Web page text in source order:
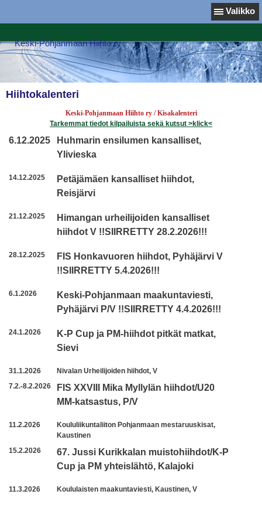
Valikko
Keski-Pohjanmaan Hiihto ry
Hiihtokalenteri
Keski-Pohjanmaan Hiihto ry / Kisakalenteri
Tarkemmat tiedot kilpailuista sekä kutsut >klick<
6.12.2025
Huhmarin ensilumen kansalliset,
Ylivieska
14.12.2025
Petäjämäen kansalliset hiihdot,
Reisjärvi
21.12.2025
Himangan urheilijoiden kansalliset
hiihdot V !!SIIRRETTY 28.2.2026!!!
28.12.2025
FIS Honkavuoren hiihdot, Pyhäjärvi V
!!SIIRRETTY 5.4.2026!!!
6.1.2026
Keski-Pohjanmaan maakuntaviesti,
Pyhäjärvi P/V !!SIIRRETTY 4.4.2026!!!
24.1.2026
K-P Cup ja PM-hiihdot pitkät matkat,
Sievi
31.1.2026
Nivalan Urheilijoiden hiihdot, V
7.2.-8.2.2026
FIS XXVIII Mika Myllylän hiihdot/U20
MM-katsastus, P/V
11.2.2026
Koululiikuntaliiton Pohjanmaan mestaruuskisat,
Kaustinen
15.2.2026
67. Jussi Kurikkalan muistohiihdot/K-P
Cup ja PM yhteislähtö, Kalajoki
11.3.2026 Koululaisten maakuntaviesti, Kaustinen, V